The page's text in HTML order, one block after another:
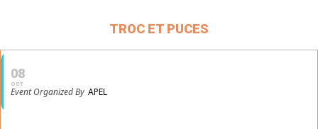
TROC ET PUCES
08
OCT
Event Organized By APEL